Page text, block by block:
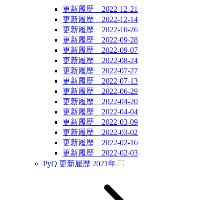
更新履歴 2022-12-21
更新履歴 2022-12-14
更新履歴 2022-10-26
更新履歴 2022-09-28
更新履歴 2022-09-07
更新履歴 2022-08-24
更新履歴 2022-07-27
更新履歴 2022-07-13
更新履歴 2022-06-29
更新履歴 2022-04-20
更新履歴 2022-04-04
更新履歴 2022-03-09
更新履歴 2022-03-02
更新履歴 2022-02-16
更新履歴 2022-02-03
PyQ 更新履歴 2021年